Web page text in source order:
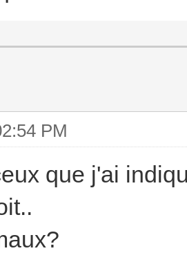
PM
que j'ai